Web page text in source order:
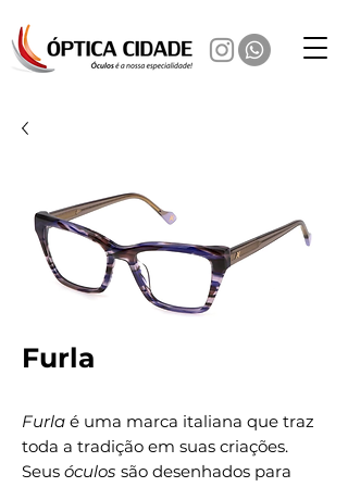
Furla
Furla é uma marca italiana que traz
toda a tradição em suas criações.
Seus óculos são desenhados para